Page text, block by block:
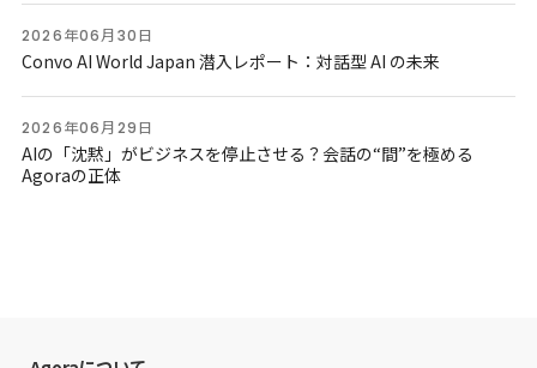
2026年06月30日
Convo AI World Japan 潜入レポート：対話型 AI の未来
2026年06月29日
AIの「沈黙」がビジネスを停止させる？会話の“間”を極める
Agoraの正体